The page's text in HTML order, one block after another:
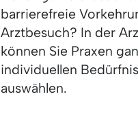
barrierefreie
Arztbesuch? In der
können Sie Praxen
individuellen
auswählen.